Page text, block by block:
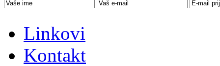
Linkovi
Kontakt